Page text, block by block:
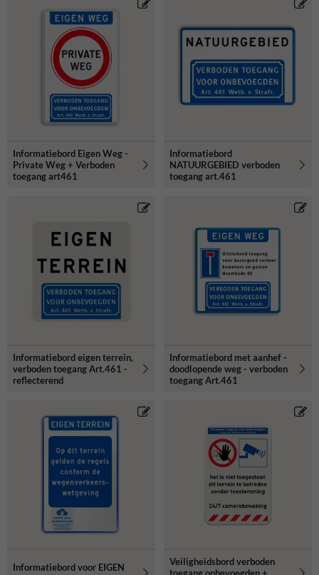
Informatiebord Eigen Weg -
Private Weg + Verboden
toegang art461
Informatiebord
NATUURGEBIED verboden
toegang art.461
Informatiebord eigen terrein,
verboden toegang Art.461 -
reflecterend
Informatiebord met aanhef -
doodlopende weg - verboden
toegang Art.461
Informatiebord voor EIGEN
Veiligheidsbord verboden